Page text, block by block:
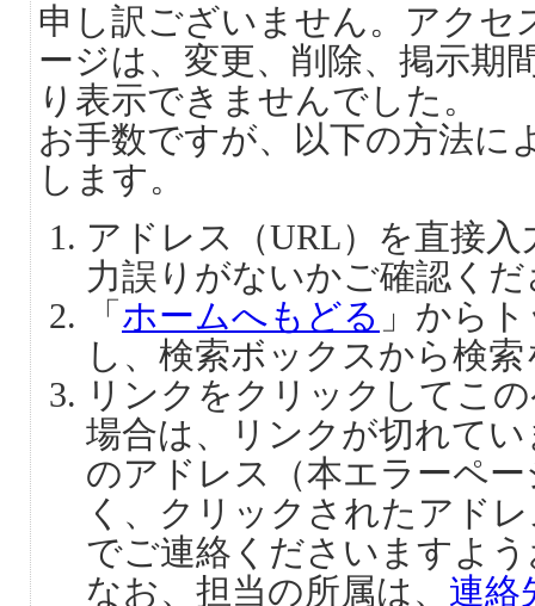
申し訳ございません。アクセ
ージは、変更、削除、掲示期
り表示できませんでした。
お手数ですが、以下の方法に
します。
アドレス（URL）を直接
力誤りがないかご確認く
「 ホームへもどる 」から
し、検索ボックスから検
リンクをクリックしてこ
場合は、リンクが切れて
のアドレス（本エラーペ
く、クリックされたアド
でご連絡くださいますよ
なお、担当の所属は、 連絡